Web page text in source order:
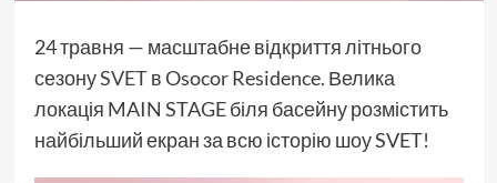
24 травня — масштабне відкриття літнього
сезонуSVETв Osocor Residence. Велика
локація MAIN STAGE біля басейну розмістить
найбільший екран за всю історію шоу SVET!